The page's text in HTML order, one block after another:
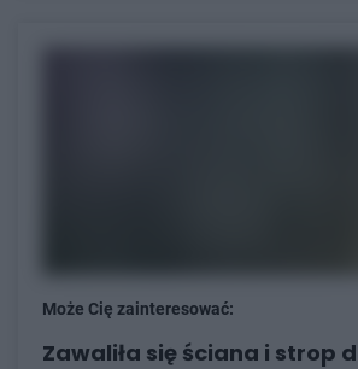
Może Cię zainteresować:
Zawaliła się ściana i strop